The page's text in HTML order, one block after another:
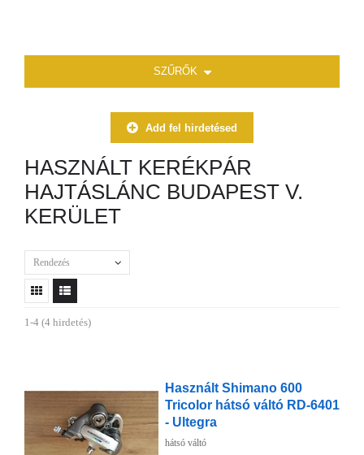
SZŰRŐK
Add fel hirdetésed
HASZNÁLT KERÉKPÁR
HAJTÁSLÁNC BUDAPEST V.
KERÜLET
Rendezés
1-4 (4 hirdetés)
Használt Shimano 600
Tricolor hátsó váltó RD-6401
- Ultegra
hátsó váltó